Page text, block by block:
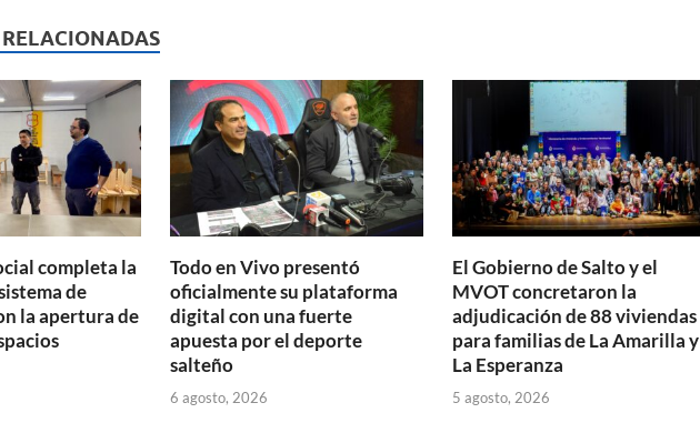
p
ar
ti
completa la
de
la apertura de
Todo en Vivo presentó
oficialmente su plataforma
digital con una fuerte
apuesta por el deporte
salteño
6 agosto, 2026
El Gobierno de Salto y el
MVOT concretaron la
adjudicación de 88 viviendas
para familias de La Amarilla y
La Esperanza
5 agosto, 2026